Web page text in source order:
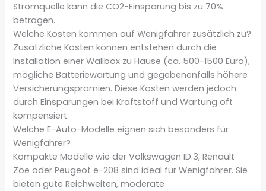
Stromquelle kann die CO2-Einsparung bis zu 70%
betragen.
Welche Kosten kommen auf Wenigfahrer zusätzlich zu?
Zusätzliche Kosten können entstehen durch die
Installation einer Wallbox zu Hause (ca. 500-1500 Euro),
mögliche Batteriewartung und gegebenenfalls höhere
Versicherungsprämien. Diese Kosten werden jedoch
durch Einsparungen bei Kraftstoff und Wartung oft
kompensiert.
Welche E-Auto-Modelle eignen sich besonders für
Wenigfahrer?
Kompakte Modelle wie der Volkswagen ID.3, Renault
Zoe oder Peugeot e-208 sind ideal für Wenigfahrer. Sie
bieten gute Reichweiten, moderate